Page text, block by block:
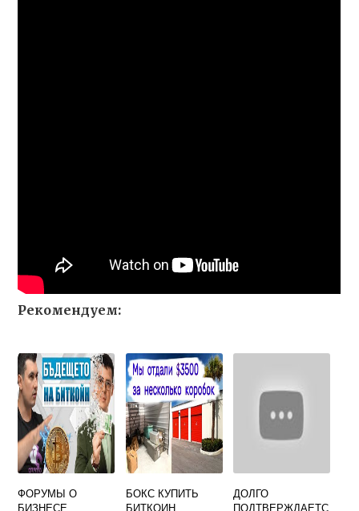
Рекомендуем:
ФОРУМЫ О
БИЗНЕСЕ
БОКС КУПИТЬ
БИТКОИН
ДОЛГО
ПОДТВЕРЖДАЕТС